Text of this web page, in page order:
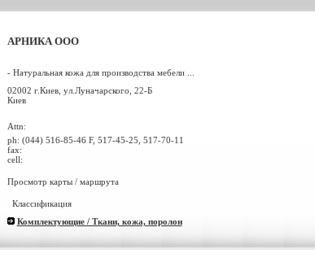
АРНИКА ООО
- Натуральная кожа для производства мебели ...
02002 г.Киев, ул.Луначарского, 22-Б
Киев
Attn:
ph: (044) 516-85-46 F, 517-45-25, 517-70-11
fax:
cell:
Просмотр карты / маршрута
Классификация
Комплектующие / Ткани, кожа, поролон